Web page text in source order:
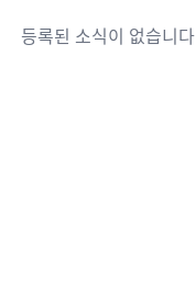
등록된 소식이 없습니다